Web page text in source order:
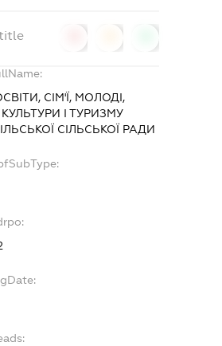
СІМ'Ї, МОЛОДІ,
І ТУРИЗМУ
СІЛЬСЬКОЇ РАДИ